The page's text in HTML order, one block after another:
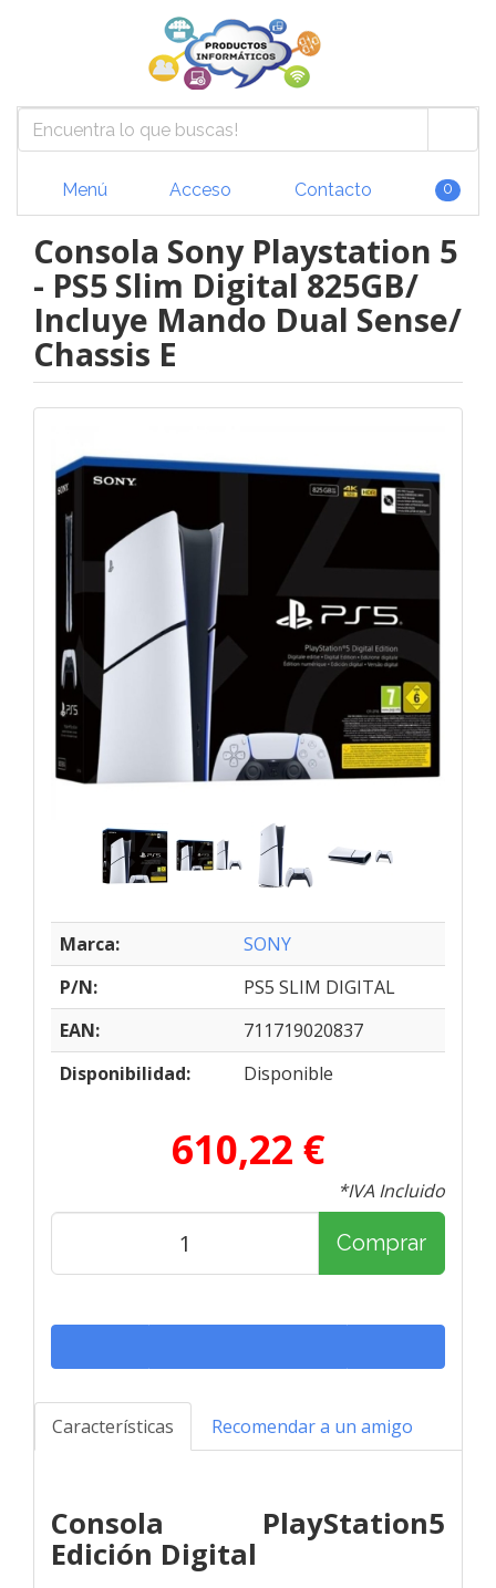
Menú Acceso Contacto 0
Consola Sony Playstation 5
- PS5 Slim Digital 825GB/
Incluye Mando Dual Sense/
Chassis E
Marca:
SONY
P/N:
PS5 SLIM DIGITAL
EAN:
711719020837
Disponibilidad:
Disponible
610,22 €
*IVA Incluido
Comprar
Características Recomendar a un amigo
Consola PlayStation5
Edición Digital